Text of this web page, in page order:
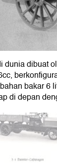
dunia dibuat
bakar 6
di depan